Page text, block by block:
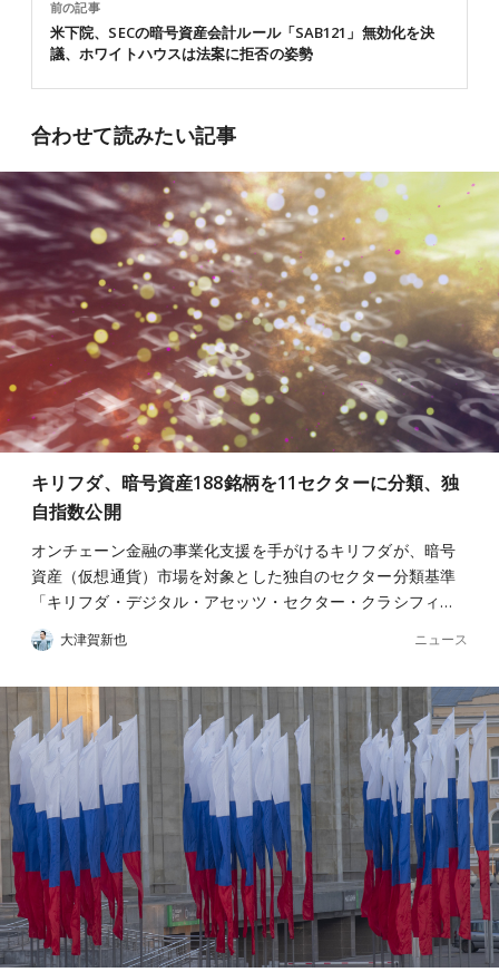
前の記事
米下院、SECの暗号資産会計ルール「SAB121」無効化を決
議、ホワイトハウスは法案に拒否の姿勢
合わせて読みたい記事
キリフダ、暗号資産188銘柄を11セクターに分類、独
自指数公開
オンチェーン金融の事業化支援を手がけるキリフダが、暗号
資産（仮想通貨）市場を対象とした独自のセクター分類基準
「キリフダ・デジタル・アセッツ・セクター・クラシフィ…
大津賀新也 ニュース